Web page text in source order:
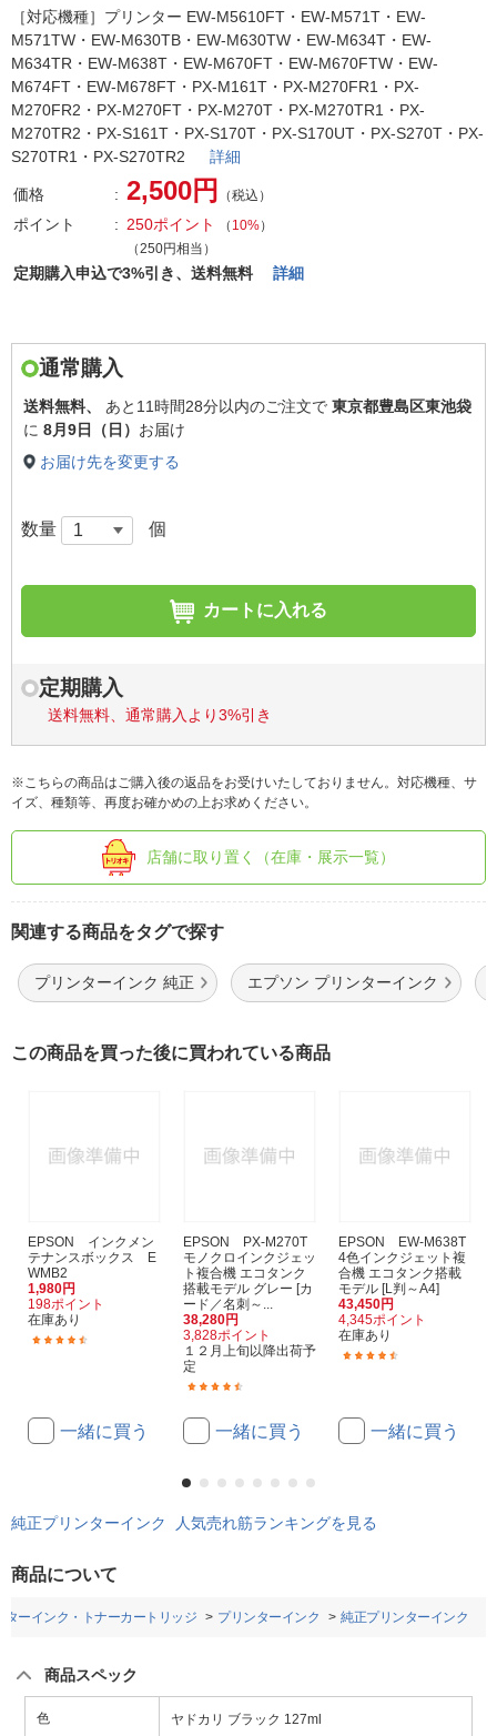
［対応機種］プリンター EW-M5610FT・EW-M571T・EW-
M571TW・EW-M630TB・EW-M630TW・EW-M634T・EW-
M634TR・EW-M638T・EW-M670FT・EW-M670FTW・EW-
M674FT・EW-M678FT・PX-M161T・PX-M270FR1・PX-
M270FR2・PX-M270FT・PX-M270T・PX-M270TR1・PX-
M270TR2・PX-S161T・PX-S170T・PX-S170UT・PX-S270T・PX-
S270TR1・PX-S270TR2 詳細
価格 2,500円 （税込）
ポイント 250ポイント （ 10%）
（250円相当）
定期購入申込で3%引き、送料無料 詳細
通常購入
送料無料、 あと 11時間28分以内のご注文で 東京都豊島区東池袋
に 8月9日（日） お届け
お届け先を変更する
数量 個
カートに入れる
定期購入
送料無料、通常購入より3%引き
※こちらの商品はご購入後の返品をお受けいたしておりません。対応機種、サ
イズ、種類等、再度お確かめの上お求めください。
店舗に取り置く（在庫・展示一覧）
関連する商品をタグで探す
プリンターインク 純正 エプソン プリンターインク
この商品を買った後に買われている商品
EPSON インクメン
テナンスボックス E
WMB2
1,980円
198ポイント
在庫あり
一緒に買う
EPSON PX-M270T
モノクロインクジェッ
ト複合機 エコタンク
搭載モデル グレー [カ
ード／名刺～...
38,280円
3,828ポイント
１２月上旬以降出荷予
定
一緒に買う
EPSON EW-M638T
4色インクジェット複
合機 エコタンク搭載
モデル [L判～A4]
43,450円
4,345ポイント
在庫あり
一緒に買う
純正プリンターインク 人気売れ筋ランキングを見る
商品について
ターインク・トナーカートリッジ プリンターインク 純正プリンターインク
商品スペック
色 ヤドカリ ブラック 127ml